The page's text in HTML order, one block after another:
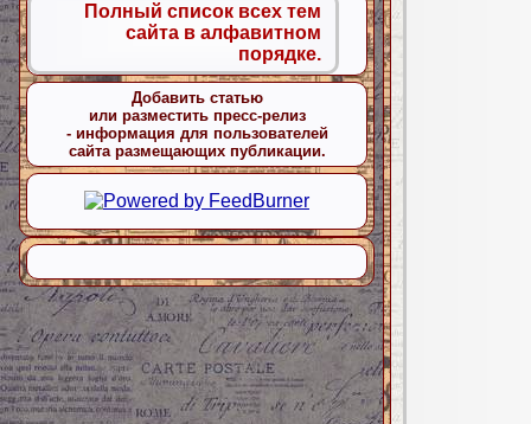
Полный список всех тем
сайта в алфавитном
порядке.
Добавить статью
или разместить пресс-релиз
- информация для пользователей
сайта размещающих публикации.